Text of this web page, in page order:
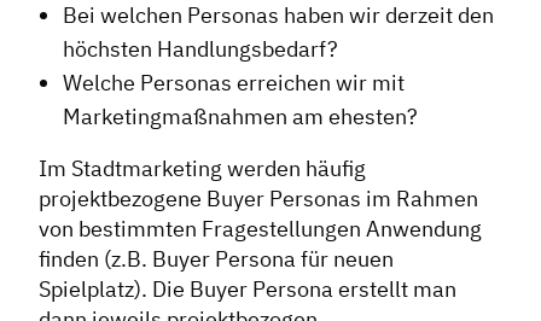
Bei welchen Personas haben wir derzeit den
höchsten Handlungsbedarf?
Welche Personas erreichen wir mit
Marketingmaßnahmen am ehesten?
Im Stadtmarketing werden häufig
projektbezogene Buyer Personas im Rahmen
von bestimmten Fragestellungen Anwendung
finden (z.B. Buyer Persona für neuen
Spielplatz). Die Buyer Persona erstellt man